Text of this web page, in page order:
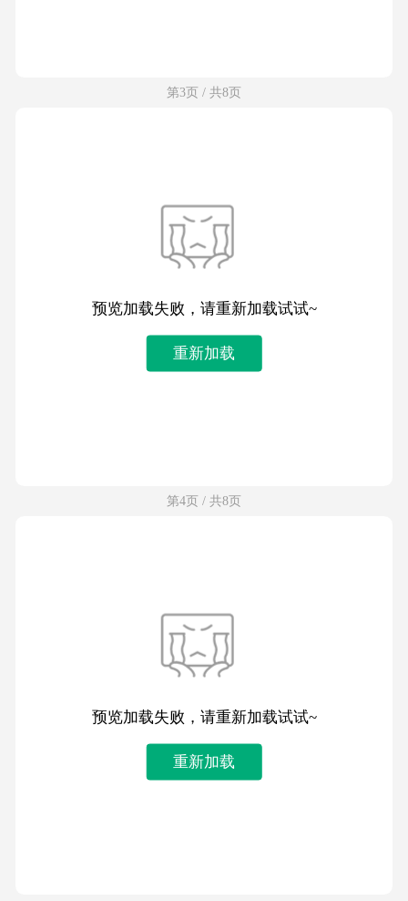
第3页 / 共8页
预览加载失败，请重新加载试试~
重新加载
第4页 / 共8页
预览加载失败，请重新加载试试~
重新加载